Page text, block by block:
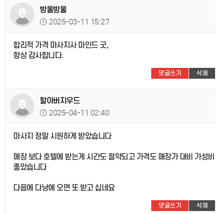
방울방울
2025-03-11 15:27
합리적 가격 마사지사 마인드 굿,
항상 감사합니다.
댓글쓰기 삭제
할아버지우드
2025-04-11 02:40
마사지 정말 시원하게 받았습니다
매장 보다 호텔에 받는게 시간도 절약되고 가격도 매장가 대비 가성비
좋았습니다
다음에 다낭에 오면 또 받고 십네요
댓글쓰기 삭제